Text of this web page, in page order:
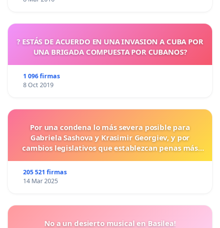
? ESTÁS DE ACUERDO EN UNA INVASION A CUBA POR
UNA BRIGADA COMPUESTA POR CUBANOS?
1 096 firmas
8 Oct 2019
Por una condena lo más severa posible para
Gabriela Sashova y Krasimir Georgiev, y por
cambios legislativos que establezcan penas más
205 521 firmas
14 Mar 2025
No a un desierto musical en Basilea!